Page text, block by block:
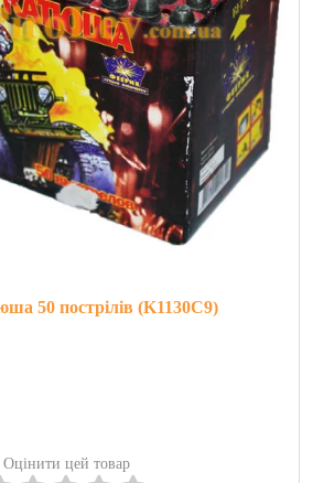
50 пострілів (K1130C9)
Оцінити цей товар